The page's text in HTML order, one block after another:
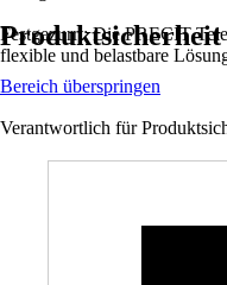
Festgezurrt: Die PRECIT
flexible und belastbare
Produktsicherheit
Bereich überspringen
Verantwortlich für